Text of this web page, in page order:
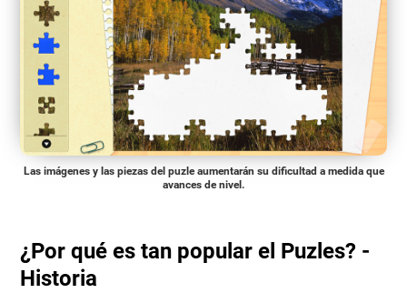
Las imágenes y las piezas del puzle aumentarán su dificultad a medida que
avances de nivel.
¿Por qué es tan popular el Puzles? -
Historia